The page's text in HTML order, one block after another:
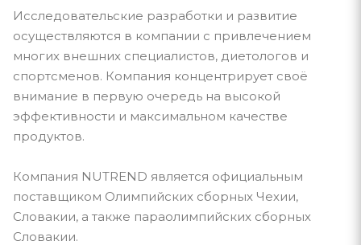
Исследовательские разработки и развитие
осуществляются в компании с привлечением
многих внешних специалистов, диетологов и
спортсменов. Компания концентрирует своё
внимание в первую очередь на высокой
эффективности и максимальном качестве
продуктов.
Компания NUTREND является официальным
поставщиком Олимпийских сборных Чехии,
Словакии, а также параолимпийских сборных
Словакии.